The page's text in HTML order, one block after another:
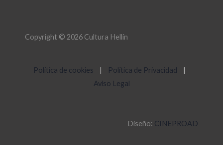
Copyright © 2026 Cultura Hellín
Política de cookies | Política de Privacidad
|
Aviso Legal
Diseño: CINEPROAD